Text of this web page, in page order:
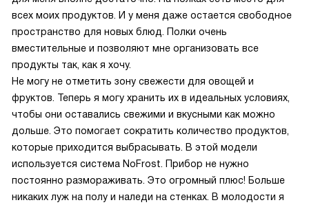
всех моих продуктов. И у меня даже остается свободное
пространство для новых блюд. Полки очень
вместительные и позволяют мне организовать все
продукты так, как я хочу.
Не могу не отметить зону свежести для овощей и
фруктов. Теперь я могу хранить их в идеальных условиях,
чтобы они оставались свежими и вкусными как можно
дольше. Это помогает сократить количество продуктов,
которые приходится выбрасывать. В этой модели
используется система NoFrost. Прибор не нужно
постоянно размораживать. Это огромный плюс! Больше
никаких луж на полу и наледи на стенках. В молодости я